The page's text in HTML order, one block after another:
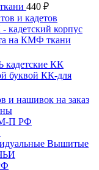
440 ₽
и кадетов
корпус
на КМФ ткани
КК
буквой КК-для
и нашивок на заказ
П РФ
Вышитые